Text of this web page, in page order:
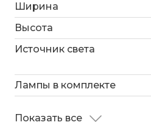
Ширина
Высота
Источник света
Лампы в комплекте
Показать все